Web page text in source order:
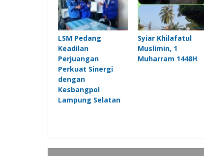
LSM Pedang
Keadilan
Perjuangan
Perkuat Sinergi
dengan
Kesbangpol
Lampung Selatan
Syiar Khilafatul
Muslimin, 1
Muharram 1448H